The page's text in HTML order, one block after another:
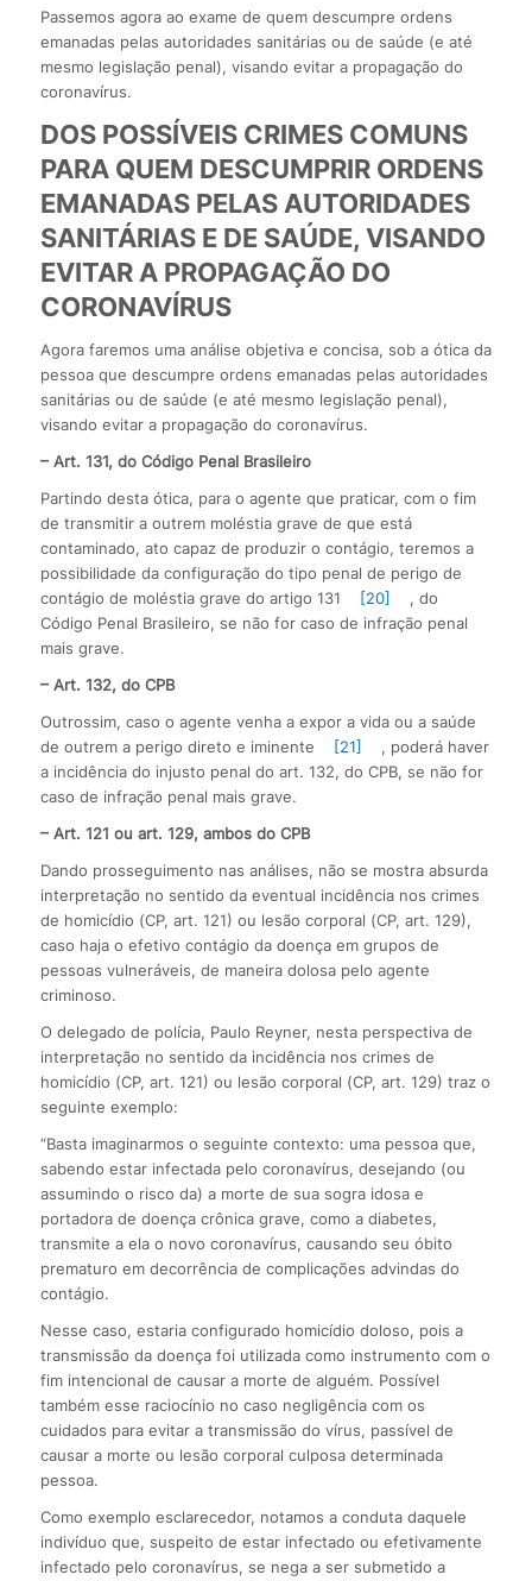
Passemos agora ao exame de quem descumpre ordens
emanadas pelas autoridades sanitárias ou de saúde (e até
mesmo legislação penal), visando evitar a propagação do
coronavírus.
DOS POSSÍVEIS CRIMES COMUNS
PARA QUEM DESCUMPRIR ORDENS
EMANADAS PELAS AUTORIDADES
SANITÁRIAS E DE SAÚDE, VISANDO
EVITAR A PROPAGAÇÃO DO
CORONAVÍRUS
Agora faremos uma análise objetiva e concisa, sob a ótica da
pessoa que descumpre ordens emanadas pelas autoridades
sanitárias ou de saúde (e até mesmo legislação penal),
visando evitar a propagação do coronavírus.
– Art. 131, do Código Penal Brasileiro
Partindo desta ótica, para o agente que praticar, com o fim
de transmitir a outrem moléstia grave de que está
contaminado, ato capaz de produzir o contágio, teremos a
possibilidade da configuração do tipo penal de perigo de
contágio de moléstia grave do artigo 131
[20]
, do
Código Penal Brasileiro, se não for caso de infração penal
mais grave.
– Art. 132, do CPB
Outrossim, caso o agente venha a expor a vida ou a saúde
de outrem a perigo direto e iminente
[21]
, poderá haver
a incidência do injusto penal do art. 132, do CPB, se não for
caso de infração penal mais grave.
– Art. 121 ou art. 129, ambos do CPB
Dando prosseguimento nas análises, não se mostra absurda
interpretação no sentido da eventual incidência nos crimes
de homicídio (CP, art. 121) ou lesão corporal (CP, art. 129),
caso haja o efetivo contágio da doença em grupos de
pessoas vulneráveis, de maneira dolosa pelo agente
criminoso.
O delegado de polícia, Paulo Reyner, nesta perspectiva de
interpretação no sentido da incidência nos crimes de
homicídio (CP, art. 121) ou lesão corporal (CP, art. 129) traz o
seguinte exemplo:
“Basta imaginarmos o seguinte contexto: uma pessoa que,
sabendo estar infectada pelo coronavírus, desejando (ou
assumindo o risco da) a morte de sua sogra idosa e
portadora de doença crônica grave, como a diabetes,
transmite a ela o novo coronavírus, causando seu óbito
prematuro em decorrência de complicações advindas do
contágio.
Nesse caso, estaria configurado homicídio doloso, pois a
transmissão da doença foi utilizada como instrumento com o
fim intencional de causar a morte de alguém. Possível
também esse raciocínio no caso negligência com os
cuidados para evitar a transmissão do vírus, passível de
causar a morte ou lesão corporal culposa determinada
pessoa.
Como exemplo esclarecedor, notamos a conduta daquele
indivíduo que, suspeito de estar infectado ou efetivamente
infectado pelo coronavírus, se nega a ser submetido a